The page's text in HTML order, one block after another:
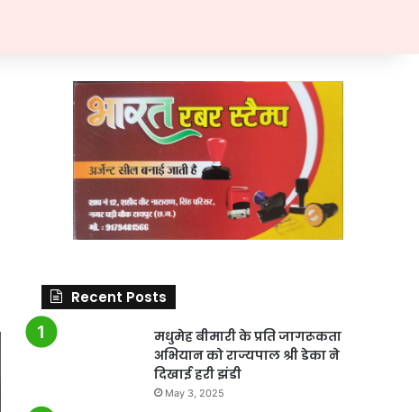
Recent Posts
मधुमेह बीमारी के प्रति जागरूकता
अभियान को राज्यपाल श्री डेका ने
दिखाई हरी झंडी
May 3, 2025